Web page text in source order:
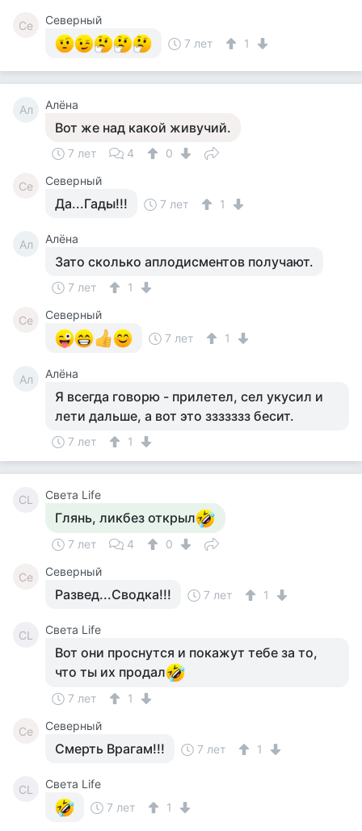
Се
Северный
7 лет
1
Ал Алёна
Вот же над какой живучий.
7 лет 4 0
Се Северный
Да...Гады!!! 7 лет 1
Ал Алёна
Зато сколько аплодисментов получают.
7 лет 1
Се
Северный
7 лет
1
Ал Алёна
Я всегда говорю - прилетел, сел укусил и
лети дальше, а вот это ззззззз бесит.
7 лет 1
СL Света Life
Глянь, ликбез открыл
7 лет 4 0
Се Северный
Развед...Сводка!!! 7 лет 1
СL Света Life
Вот они проснутся и покажут тебе за то,
что ты их продал
7 лет 1
Се Северный
Смерть Врагам!!! 7 лет 1
СL
Света Life
7 лет
1